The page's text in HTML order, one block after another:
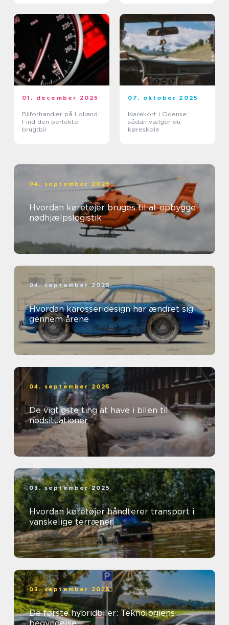
01. december 2025
Bilforhandler på Lolland:
Find den perfekte
brugtbil
07. oktober 2025
Kørekort i Odense:
sådan vælger du
køreskole
04. september 2025
Hvordan køretøjer bruges til at opbygge
nødhjælpslogistik
04. september 2025
Hvordan karosseridesign har ændret sig
gennem årene
04. september 2025
De vigtigste ting at have i bilen til
nødsituationer
03. september 2025
Hvordan køretøjer håndterer transport i
vanskelige terræner
03. september 2025
De første hybridbiler: Teknologiens